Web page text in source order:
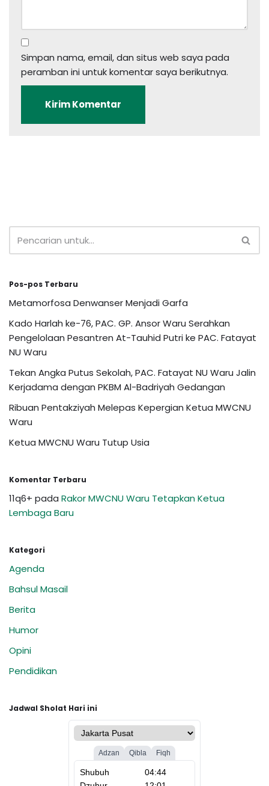
Simpan nama, email, dan situs web saya pada
peramban ini untuk komentar saya berikutnya.
Pos-pos Terbaru
Metamorfosa Denwanser Menjadi Garfa
Kado Harlah ke-76, PAC. GP. Ansor Waru Serahkan
Pengelolaan Pesantren At-Tauhid Putri ke PAC. Fatayat
NU Waru
Tekan Angka Putus Sekolah, PAC. Fatayat NU Waru Jalin
Kerjadama dengan PKBM Al-Badriyah Gedangan
Ribuan Pentakziyah Melepas Kepergian Ketua MWCNU
Waru
Ketua MWCNU Waru Tutup Usia
Komentar Terbaru
11q6+ pada Rakor MWCNU Waru Tetapkan Ketua
Lembaga Baru
Kategori
Agenda
Bahsul Masail
Berita
Humor
Opini
Pendidikan
Jadwal Sholat Hari ini